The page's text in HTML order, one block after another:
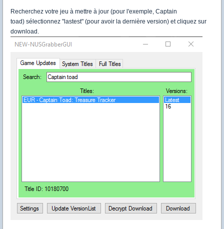
Recherchez votre jeu à mettre à jour (pour l'exemple, Captain
toad) sélectionnez "lastest" (pour avoir la dernière version) et cliquez sur
download.